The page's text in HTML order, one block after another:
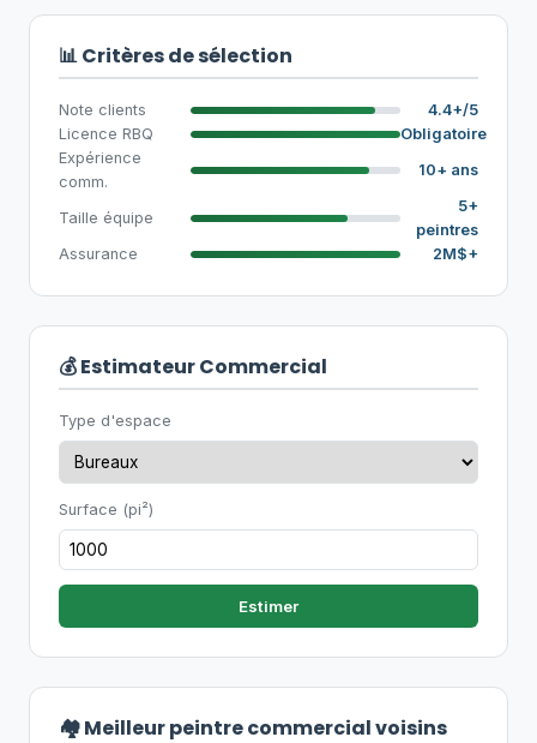
📊 Critères de sélection
Note clients
4.4+/5
Licence RBQ
Obligatoire
Expérience
comm.
10+ ans
Taille équipe
5+
peintres
Assurance
2M$+
💰 Estimateur Commercial
Type d'espace
Surface (pi²)
Estimer
🏘️ Meilleur peintre commercial voisins